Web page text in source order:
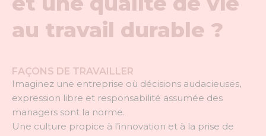
au travail durable ?
FAÇONS DE TRAVAILLER
I maginez une entreprise où décisions audacieuses,
expression libre et responsabilité assumée des
managers sont la norme.
Une culture propice à l’innovation et à la prise de